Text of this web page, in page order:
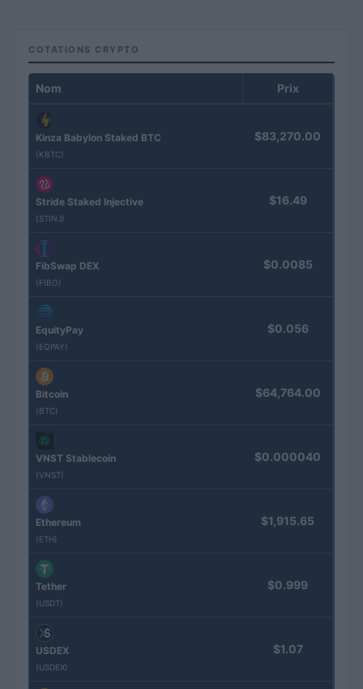
COTATIONS CRYPTO
Nom Prix
Kinza Babylon Staked BTC
(KBTC)
$83,270.00
Stride Staked Injective
(STINJ)
$16.49
FibSwap DEX
(FIBO)
$0.0085
EquityPay
(EQPAY)
$0.056
Bitcoin
(BTC)
$64,764.00
VNST Stablecoin
(VNST)
$0.000040
Ethereum
(ETH)
$1,915.65
Tether
(USDT)
$0.999
USDEX
(USDEX)
$1.07